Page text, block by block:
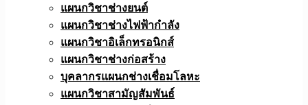
แผนกวิชาช่างยนต์
แผนกวิชาช่างไฟฟ้ากำลัง
แผนกวิชาอิเล็กทรอนิกส์
แผนกวิชาช่างก่อสร้าง
บุคลากรแผนกช่างเชื่อมโลหะ
แผนกวิชาสามัญสัมพันธ์